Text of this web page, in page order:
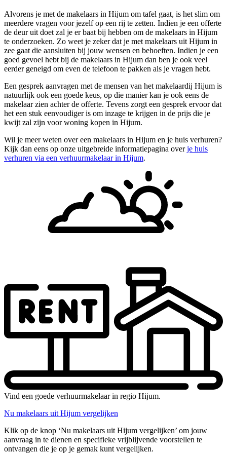
Alvorens je met de makelaars in Hijum om tafel gaat, is het slim om
meerdere vragen voor jezelf op een rij te zetten. Indien je een offerte
de deur uit doet zal je er baat bij hebben om de makelaars in Hijum
te onderzoeken. Zo weet je zeker dat je met makelaars uit Hijum in
zee gaat die aansluiten bij jouw wensen en behoeften. Indien je een
goed gevoel hebt bij de makelaars in Hijum dan ben je ook veel
eerder geneigd om even de telefoon te pakken als je vragen hebt.
Een gesprek aanvragen met de mensen van het makelaardij Hijum is
natuurlijk ook een goede keus, op die manier kan je ook eens de
makelaar zien achter de offerte. Tevens zorgt een gesprek ervoor dat
het een stuk eenvoudiger is om inzage te krijgen in de prijs die je
kwijt zal zijn voor woning kopen in Hijum.
Wil je meer weten over een makelaars in Hijum en je huis verhuren?
Kijk dan eens op onze uitgebreide informatiepagina overje huis
verhuren via een verhuurmakelaar in Hijum.
Vind een goede verhuurmakelaar in regio Hijum.
Nu makelaars uit Hijum vergelijken
Klik op de knop ‘Nu makelaars uit Hijum vergelijken’ om jouw
aanvraag in te dienen en specifieke vrijblijvende voorstellen te
ontvangen die je op je gemak kunt vergelijken.